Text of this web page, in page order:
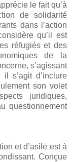
le fait qu’à
de solidarité
dans l’action
qu’il est
réfugiés et des
de la
s’agissant
s’agit d’inclure
son volet
juridiques,
questionnement
et d’asile est à
Conçue